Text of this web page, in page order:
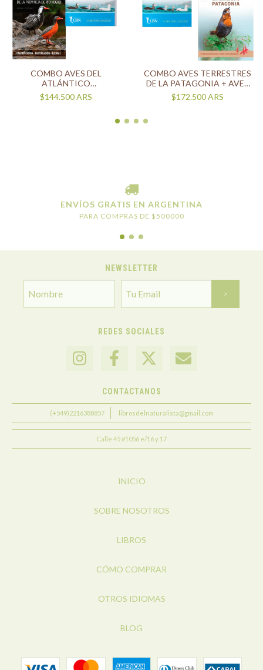
COMBO AVES DEL
ATLÁNTICO
SUDOCCIDENTAL + AVES DE
LA PROVINCIA DE RIO
$144.500ARS
COMBO AVES TERRESTRES
DE LA PATAGONIA + AVES
DEL ATLÁNTICO
SUDOCCIDENTAL Y
$172.500ARS
ENVÍOS GRATIS EN ARGENTINA
PARA COMPRAS DE $500000
NEWSLETTER
REDES SOCIALES
CONTACTANOS
(+549)2216388857 librosdelnaturalista@gmail.com
Calle 45 #1056 e/16 y 17
INICIO
SOBRE NOSOTROS
LIBROS
CÓMO COMPRAR
OTROS IDIOMAS
BLOG